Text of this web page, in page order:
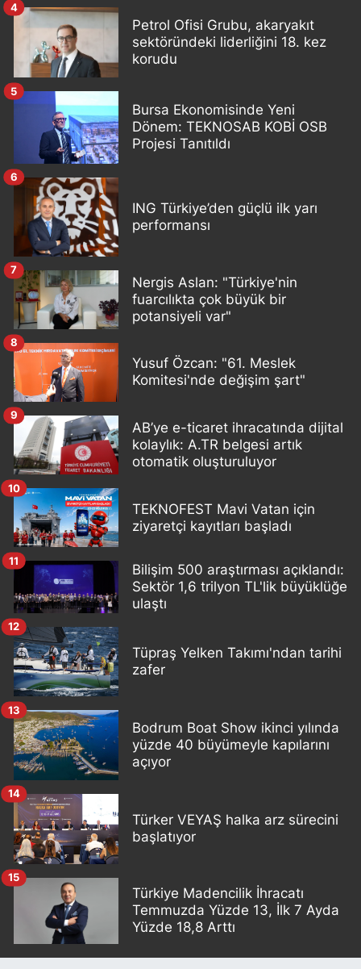
Petrol Ofisi Grubu, akaryakıt
sektöründeki liderliğini 18. kez
korudu
4
Bursa Ekonomisinde Yeni
Dönem: TEKNOSAB KOBİ OSB
Projesi Tanıtıldı
5
ING Türkiye’den güçlü ilk yarı
performansı
6
Nergis Aslan: "Türkiye'nin
fuarcılıkta çok büyük bir
potansiyeli var"
7
Yusuf Özcan: "61. Meslek
Komitesi'nde değişim şart"
8
AB’ye e-ticaret ihracatında dijital
kolaylık: A.TR belgesi artık
otomatik oluşturuluyor
9
TEKNOFEST Mavi Vatan için
ziyaretçi kayıtları başladı
10
Bilişim 500 araştırması açıklandı:
Sektör 1,6 trilyon TL'lik büyüklüğe
ulaştı
11
Tüpraş Yelken Takımı'ndan tarihi
zafer
12
Bodrum Boat Show ikinci yılında
yüzde 40 büyümeyle kapılarını
açıyor
13
Türker VEYAŞ halka arz sürecini
başlatıyor
14
Türkiye Madencilik İhracatı
Temmuzda Yüzde 13, İlk 7 Ayda
Yüzde 18,8 Arttı
15